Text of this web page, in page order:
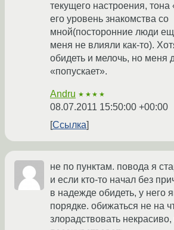
текущего настроения,
его уровень знакомства со
мной(посторонние люди
меня не влияли как-то).
обидеть и мелочь, но меня
«попускает».
Andru ★★★★
08.07.2011 15:50:00 +00:00
Ссылка
не по пунктам. повода я
и если кто-то начал без
в надежде обидеть, у него
порядке. обижаться не на
злорадствовать